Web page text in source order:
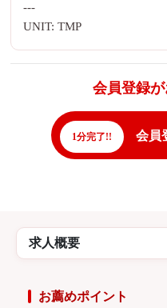
---
UNIT: TMP
会員登録
1分完了!! 会員
求人概要
お薦めポイント